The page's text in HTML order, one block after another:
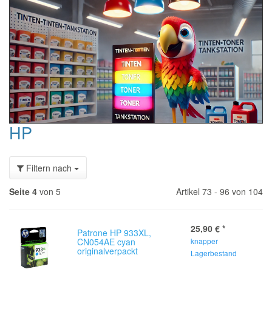
HP
Filtern nach
Seite 4 von 5 Artikel 73 - 96 von 104
Patrone HP 933XL,
CN054AE cyan
originalverpackt
25,90 € *
knapper
Lagerbestand